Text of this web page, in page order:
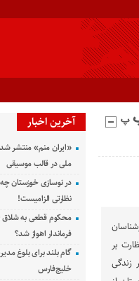
بر
زندگی
آخرین اخبار
«ایران منم» منتشر
ملی در قالب موسیقی
در نوسازی خوزستان
نظارتی الزامیست!
محکوم قطعی به شلاق
فرماندار اهواز شد؟
گام بلند برای بلوغ
خلیج‌فارس